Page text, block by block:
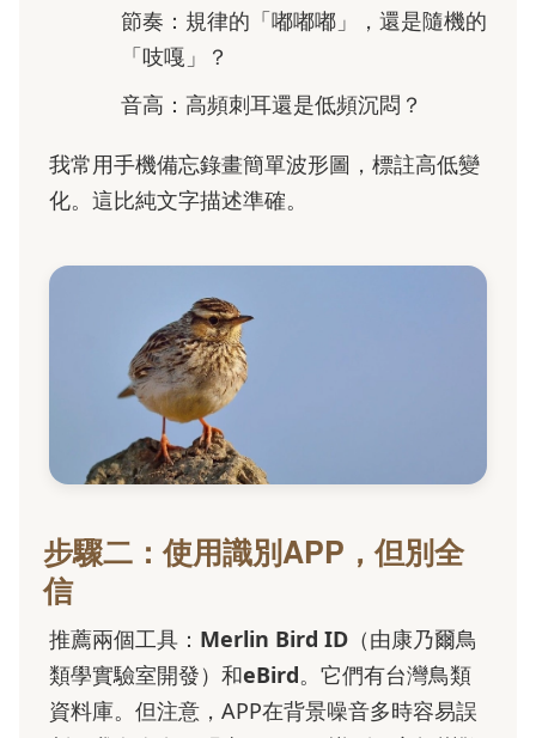
節奏：規律的「嘟嘟嘟」，還是隨機的
「吱嘎」？
音高：高頻刺耳還是低頻沉悶？
我常用手機備忘錄畫簡單波形圖，標註高低變
化。這比純文字描述準確。
步驟二：使用識別APP，但別全
信
推薦兩個工具： Merlin Bird ID （由康乃爾鳥
類學實驗室開發）和eBird。它們有台灣鳥類
資料庫。但注意，APP在背景噪音多時容易誤